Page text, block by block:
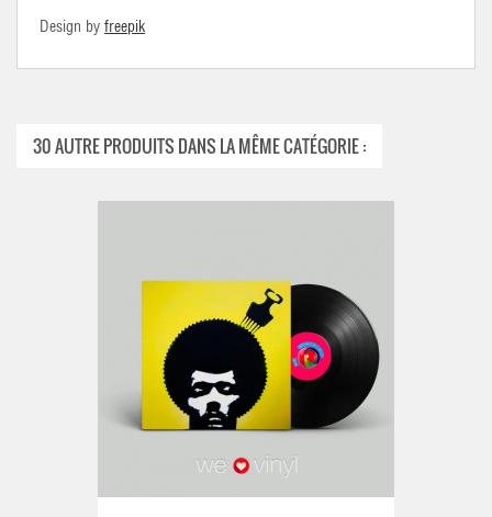
Design by freepik
30 AUTRE PRODUITS DANS LA MÊME CATÉGORIE :